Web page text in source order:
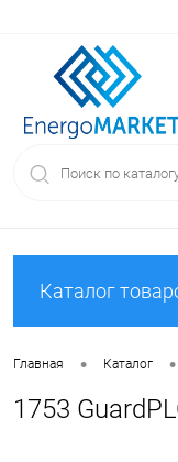
Каталог
Главная • Каталог •
1753